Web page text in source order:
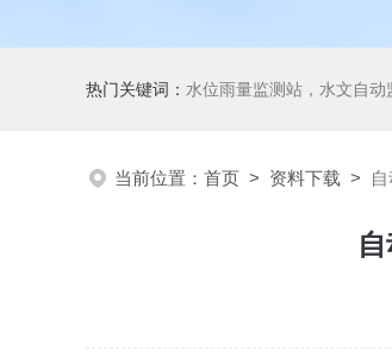
热门关键词： 水位雨量监测站，水文自
当前位置： 首页 > 资料下载 >